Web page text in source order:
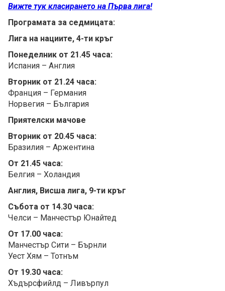
Вижте тук класирането на Първа лига!
Програмата за седмицата:
Лига на нациите, 4-ти кръг
Понеделник от 21.45 часа:
Испания – Англия
Вторник от 21.24 часа:
Франция – Германия
Норвегия – България
Приятелски мачове
Вторник от 20.45 часа:
Бразилия – Аржентина
От 21.45 часа:
Белгия – Холандия
Англия, Висша лига, 9-ти кръг
Събота от 14.30 часа:
Челси – Манчестър Юнайтед
От 17.00 часа:
Манчестър Сити – Бърнли
Уест Хям – Тотнъм
От 19.30 часа:
Хъдърсфийлд – Ливърпул